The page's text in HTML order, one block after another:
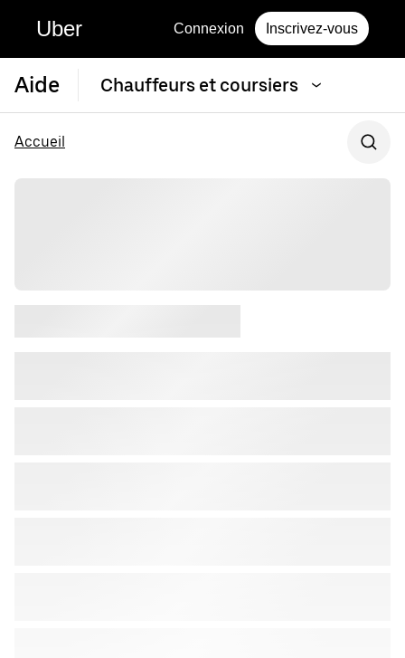
Uber Connexion Inscrivez-vous
Aide Chauffeurs et coursiers
Accueil